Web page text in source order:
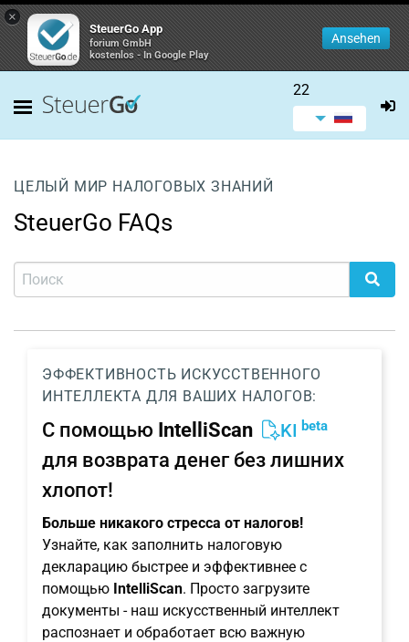
×
SteuerGo App
forium GmbH
kostenlos - In Google Play
Ansehen
22
ЦЕЛЫЙ МИР НАЛОГОВЫХ ЗНАНИЙ
SteuerGo FAQs
ЭФФЕКТИВНОСТЬ ИСКУССТВЕННОГО
ИНТЕЛЛЕКТА ДЛЯ ВАШИХ НАЛОГОВ:
С помощью IntelliScan KI beta
для возврата денег без лишних
хлопот!
Больше никакого стресса от налогов!
Узнайте, как заполнить налоговую
декларацию быстрее и эффективнее с
помощью IntelliScan. Просто загрузите
документы - наш искусственный интеллект
распознает и обработает всю важную